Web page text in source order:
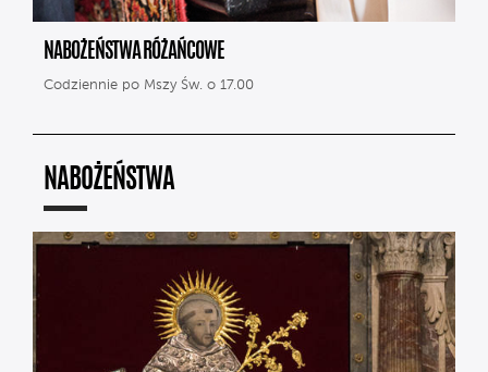
NABOŻEŃSTWA RÓŻAŃCOWE
Codziennie po Mszy Św. o 17.00
NABOŻEŃSTWA